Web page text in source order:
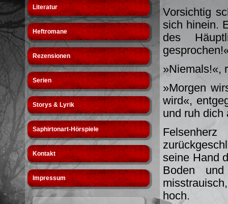
Literatur
Heftromane
Rezensionen
Serien
Storys & Lyrik
Saphirtonart-Hörspiele
Kontakt
Impressum
Vorsichtig
sich hinein.
des
»Niemals!«,
»Morgen
wird«,
und ruh dich
seine Hand
Boden
hoch.